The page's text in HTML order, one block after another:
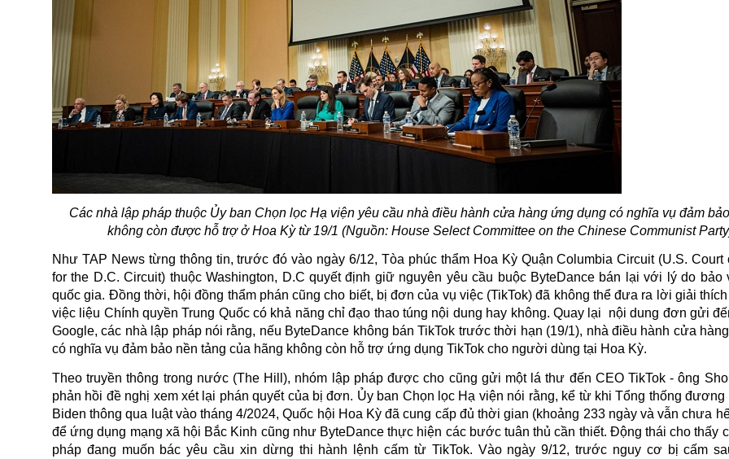
Các nhà lập pháp thuộc Ủy ban Chọn lọc Hạ viện yêu cầu nhà điều hành cửa hàng ứng dụng có nghĩa vụ đảm
không còn được hỗ trợ ở Hoa Kỳ từ 19/1 (Nguồn: House Select Committee on the Chinese Communist
Như TAP News từng thông tin, trước đó vào ngày 6/12, Tòa phúc thẩm Hoa Kỳ Quận Columbia Circuit (U.S. Court
for the D.C. Circuit) thuộc Washington, D.C quyết định giữ nguyên yêu cầu buộc ByteDance bán lại với lý do bảo
quốc gia. Đồng thời, hội đồng thẩm phán cũng cho biết, bị đơn của vụ việc (TikTok) đã không thể đưa ra lời giải
việc liệu Chính quyền Trung Quốc có khả năng chỉ đạo thao túng nội dung hay không. Quay lại
nội dung đơn gửi
Google, các nhà lập pháp nói rằng, nếu ByteDance không bán TikTok trước thời hạn (19/1), nhà điều hành cửa
có nghĩa vụ đảm bảo nền tảng của hãng không còn hỗ trợ ứng dụng TikTok cho người dùng tại Hoa Kỳ.
Theo truyền thông trong nước (The Hill), nhóm lập pháp được cho cũng gửi một lá thư đến CEO TikTok - ông
phản hồi đề nghị xem xét lại phán quyết của bị đơn. Ủy ban Chọn lọc Hạ viện nói rằng, kể từ khi Tổng thống đương
Biden thông qua luật vào tháng 4/2024, Quốc hội Hoa Kỳ đã cung cấp đủ thời gian (khoảng 233 ngày và vẫn chưa
để ứng dụng mạng xã hội Bắc Kinh cũng như ByteDance thực hiện các bước tuân thủ cần thiết. Động thái cho thấy
pháp đang muốn bác yêu cầu xin dừng thi hành lệnh cấm từ TikTok. Vào ngày 9/12, trước nguy cơ bị cấm